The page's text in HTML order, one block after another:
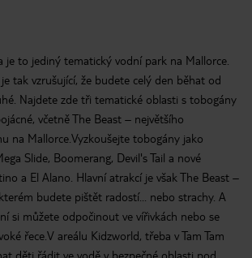
je to jediný tematický vodní park na Mallorce.
tak vzrušující, že budete celý den běhat od
Najdete zde tři tematické oblasti s tobogány
včetně The Beast – největšího
na Mallorce.Vyzkoušejte tobogány jako
Slide, Boomerang, Devil's Tail a nové
a El Alano. Hlavní atrakcí je však The Beast –
budete pištět radostí... nebo strachy. A
si můžete odpočinout ve vířivkách nebo se
řece.V areálu Kidzworld, třeba v Tam Tam
děti řádit ve vodě v bezpečné oblasti pod